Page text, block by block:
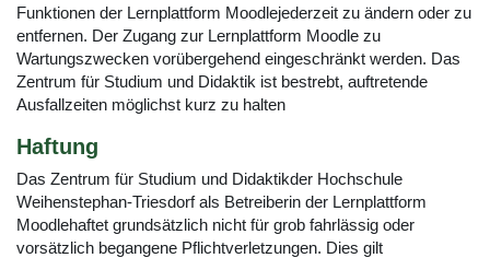
Funktionen der Lernplattform Moodlejederzeit zu ändern oder zu
entfernen. Der Zugang zur Lernplattform Moodle zu
Wartungszwecken vorübergehend eingeschränkt werden. Das
Zentrum für Studium und Didaktik ist bestrebt, auftretende
Ausfallzeiten möglichst kurz zu halten
Haftung
Das Zentrum für Studium und Didaktikder Hochschule
Weihenstephan-Triesdorf als Betreiberin der Lernplattform
Moodlehaftet grundsätzlich nicht für grob fahrlässig oder
vorsätzlich begangene Pflichtverletzungen. Dies gilt